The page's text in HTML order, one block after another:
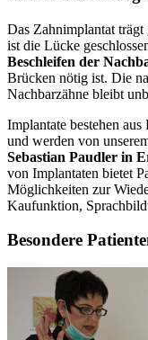
Das Zahnimplantat trägt
ist die Lücke
Beschleifen der
Brücken nötig ist. Die
Nachbarzähne bleibt
Implantate bestehen
und werden von
Sebastian Paudler in
von Implantaten bietet
Möglichkeiten zur
Kaufunktion,
Besondere